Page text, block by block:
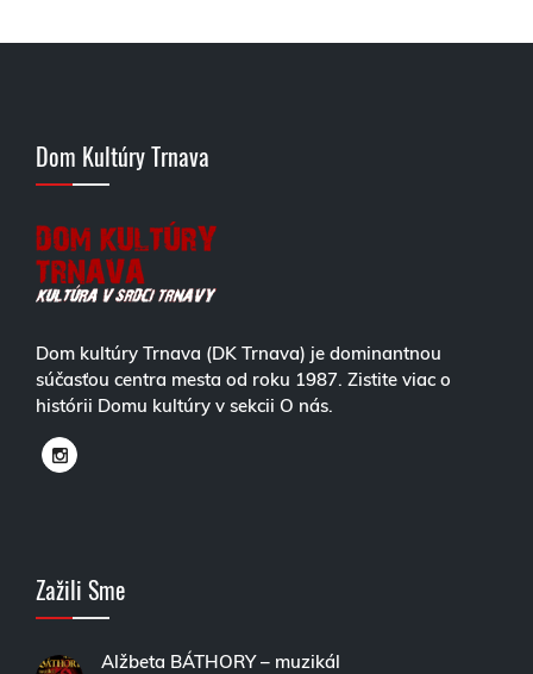
Dom Kultúry Trnava
Dom kultúry Trnava (DK Trnava) je dominantnou
súčasťou centra mesta od roku 1987. Zistite viac o
histórii Domu kultúry v sekcii O nás.
Zažili Sme
Alžbeta BÁTHORY – muzikál